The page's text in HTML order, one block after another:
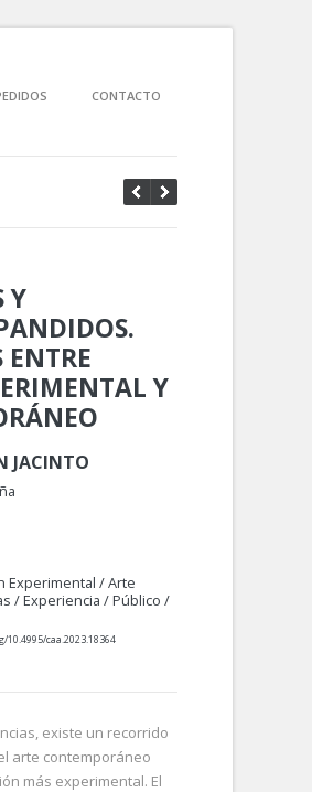
CONTACTO
Y
ENTRE
Y
JACINTO
Experimental /Arte
/Experiencia /Público /
caa.2023.18364
existe un recorrido
arte contemporáneo
más experimental. El